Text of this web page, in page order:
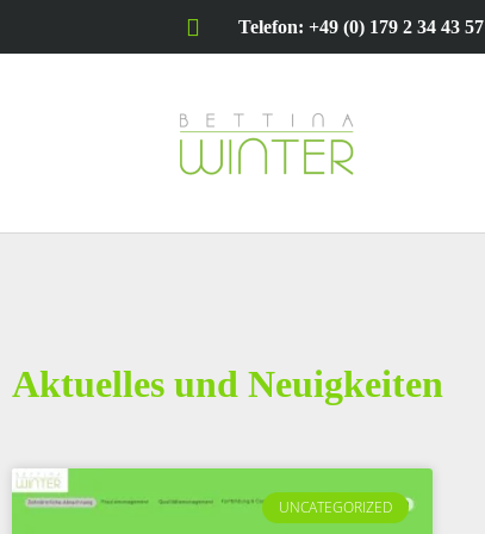
Telefon: +49 (0) 179 2 34 43 57
Aktuelles und Neuigkeiten
UNCATEGORIZED